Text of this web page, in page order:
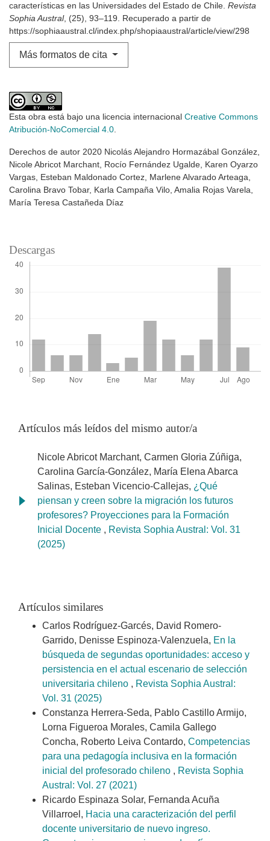
características en las Universidades del Estado de Chile. Revista
Sophia Austral, (25), 93–119. Recuperado a partir de
https://sophiaaustral.cl/index.php/shopiaaustral/article/view/298
Más formatos de cita
Esta obra está bajo una licencia internacional Creative Commons
Atribución-NoComercial 4.0.
Derechos de autor 2020 Nicolás Alejandro Hormazábal González,
Nicole Abricot Marchant, Rocío Fernández Ugalde, Karen Oyarzo
Vargas, Esteban Maldonado Cortez, Marlene Alvarado Arteaga,
Carolina Bravo Tobar, Karla Campaña Vilo, Amalia Rojas Varela,
María Teresa Castañeda Díaz
Descargas
Artículos más leídos del mismo autor/a
Nicole Abricot Marchant, Carmen Gloria Zúñiga,
Carolina García-González, María Elena Abarca
Salinas, Esteban Vicencio-Callejas, ¿Qué
piensan y creen sobre la migración los futuros
profesores? Proyecciones para la Formación
Inicial Docente , Revista Sophia Austral: Vol. 31
(2025)
Artículos similares
Carlos Rodríguez-Garcés, David Romero-
Garrido, Denisse Espinoza-Valenzuela, En la
búsqueda de segundas oportunidades: acceso y
persistencia en el actual escenario de selección
universitaria chileno , Revista Sophia Austral:
Vol. 31 (2025)
Constanza Herrera-Seda, Pablo Castillo Armijo,
Lorna Figueroa Morales, Camila Gallego
Concha, Roberto Leiva Contardo, Competencias
para una pedagogía inclusiva en la formación
inicial del profesorado chileno , Revista Sophia
Austral: Vol. 27 (2021)
Ricardo Espinaza Solar, Fernanda Acuña
Villarroel, Hacia una caracterización del perfil
docente universitario de nuevo ingreso.